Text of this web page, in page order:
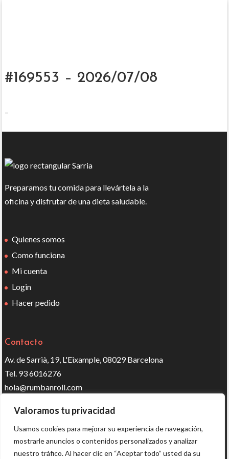
Valoramos tu privacidad
Usamos cookies para mejorar su experiencia de navegación,
mostrarle anuncios o contenidos personalizados y analizar
nuestro tráfico. Al hacer clic en “Aceptar todo” usted da su
#169553 – 2026/07/08
–
Preparamos tu comida para llevártela a la
oficina y disfrutar de una dieta saludable.
Quienes somos
Como funciona
Mi cuenta
Login
Hacer pedido
Contacto
Av. de Sarrià, 19, L'Eixample, 08029 Barcelona
Tel. 93 6016276
hola@rumbanroll.com
Síguenos en redes